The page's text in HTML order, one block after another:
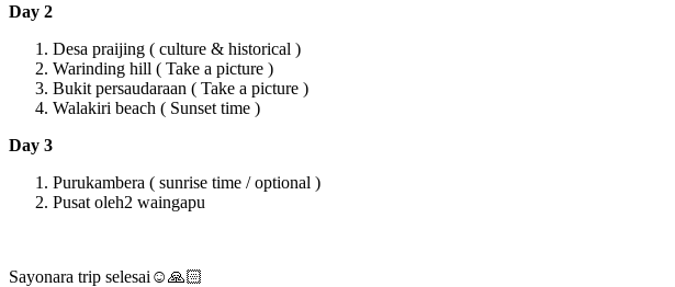
Day 2
Desa praijing ( culture & historical )
Warinding hill ( Take a picture )
Bukit persaudaraan ( Take a picture )
Walakiri beach ( Sunset time )
Day 3
Purukambera ( sunrise time / optional )
Pusat oleh2 waingapu
Sayonara trip selesai☺🙏🏻